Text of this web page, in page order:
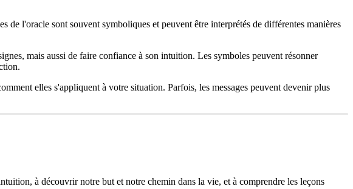
de l'oracle sont souvent symboliques et peuvent être interprétés de différentes manières
mais aussi de faire confiance à son intuition. Les symboles peuvent résonner
elles s'appliquent à votre situation. Parfois, les messages peuvent devenir plus
à découvrir notre but et notre chemin dans la vie, et à comprendre les leçons